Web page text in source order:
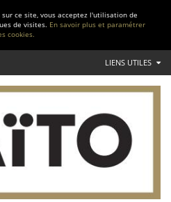
ce site, vous acceptez l'utilisation de
de visites. En savoir plus et paramétrer
cookies.
LIENS UTILES